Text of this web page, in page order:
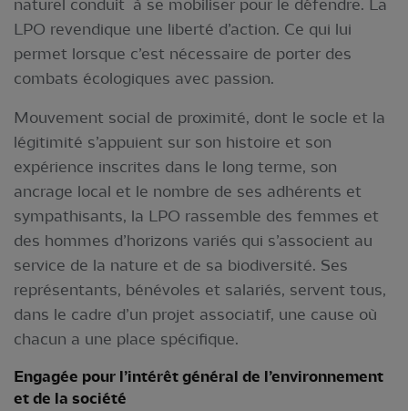
naturel conduit à se mobiliser pour le défendre. La
LPO revendique une liberté d’action. Ce qui lui
permet lorsque c’est nécessaire de porter des
combats écologiques avec passion.
Mouvement social de proximité, dont le socle et la
légitimité s’appuient sur son histoire et son
expérience inscrites dans le long terme, son
ancrage local et le nombre de ses adhérents et
sympathisants, la LPO rassemble des femmes et
des hommes d’horizons variés qui s’associent au
service de la nature et de sa biodiversité. Ses
représentants, bénévoles et salariés, servent tous,
dans le cadre d’un projet associatif, une cause où
chacun a une place spécifique.
Engagée pour l’intérêt général de l’environnement
et de la société